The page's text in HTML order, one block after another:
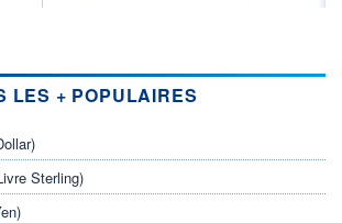
LES + POPULAIRES
Sterling)